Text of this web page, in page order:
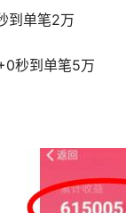
到单笔2万
秒到单笔5万